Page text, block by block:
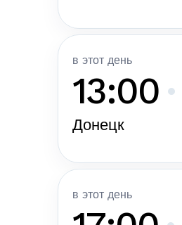
в этот день
13:00
Донецк
в этот день